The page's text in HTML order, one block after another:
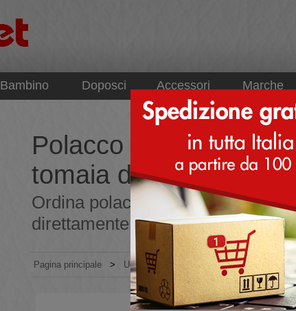
Bambino Doposci Accessori Marche
Polacco sportivo da
tomaia di pelle
Ordina polacco sportivo da
direttamente dall'Italia
Pagina principale > Uomo > Scarpe invernali > Polacco